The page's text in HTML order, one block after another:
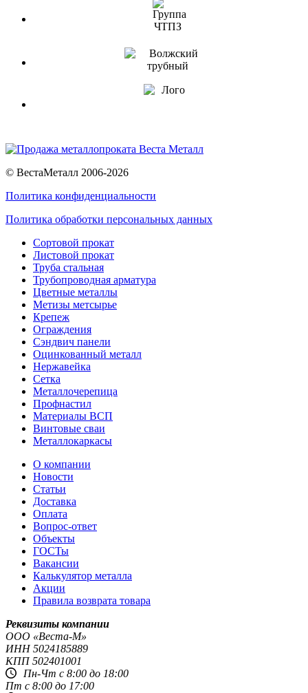
© ВестаМеталл 2006-2026
Политика конфиденциальности
Политика обработки персональных данных
Сортовой прокат
Листовой прокат
Труба стальная
Трубопроводная арматура
Цветные металлы
Метизы метсырье
Крепеж
Ограждения
Сэндвич панели
Оцинкованный металл
Нержавейка
Сетка
Металлочерепица
Профнастил
Материалы ВСП
Винтовые сваи
Металлокаркасы
О компании
Новости
Статьи
Доставка
Оплата
Вопрос-ответ
Объекты
ГОСТы
Вакансии
Калькулятор металла
Акции
Правила возврата товара
Реквизиты компании
OOO «Веста-М»
ИНН5024185889
КПП502401001
Пн-Чт с 8:00 до 18:00
Пт с 8:00 до 17:00